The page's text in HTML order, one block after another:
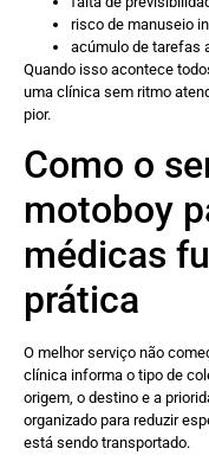
risco de manuseio
acúmulo de tarefas
Quando isso acontece
uma clínica sem ritmo
pior.
Como o
motoboy
médicas
prática
O melhor serviço não
clínica informa o tipo de
origem, o destino e a
organizado para reduzir
está sendo transportado.